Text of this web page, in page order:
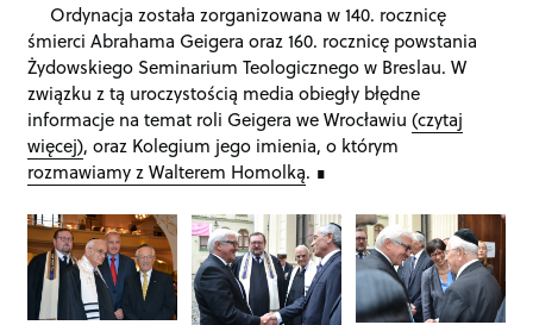
Ordynacja została zorganizowana w 140. rocznicę
śmierci Abrahama Geigera oraz 160. rocznicę powstania
Żydowskiego Seminarium Teologicznego w Breslau. W
związku z tą uroczystością media obiegły błędne
informacje na temat roli Geigera we Wrocławiu(czytaj
więcej), oraz Kolegium jego imienia, o którym
rozmawiamy z Walterem Homolką.